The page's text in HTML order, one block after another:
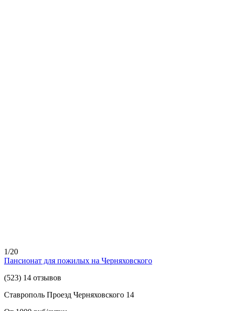
1/20
Пансионат для пожилых на Черняховского
(523) 14 отзывов
Ставрополь Проезд Черняховского 14